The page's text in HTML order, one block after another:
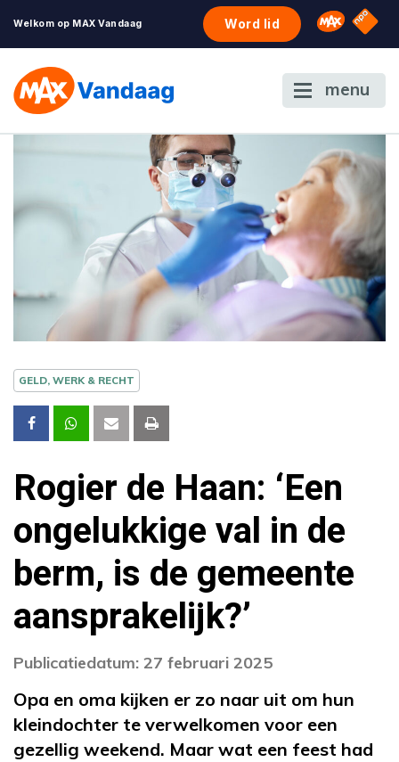
Welkom op MAX Vandaag Word lid Omroep
NPO
menu
GELD, WERK & RECHT
Rogier de Haan: ‘Een
ongelukkige val in de
berm, is de gemeente
aansprakelijk?’
Publicatiedatum: 27 februari 2025
Opa en oma kijken er zo naar uit om hun
kleindochter te verwelkomen voor een
gezellig weekend. Maar wat een feest had